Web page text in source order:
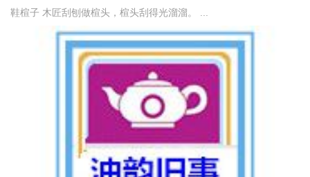
鞋楦子 木匠刮刨做楦头，楦头刮得光溜溜。 ...